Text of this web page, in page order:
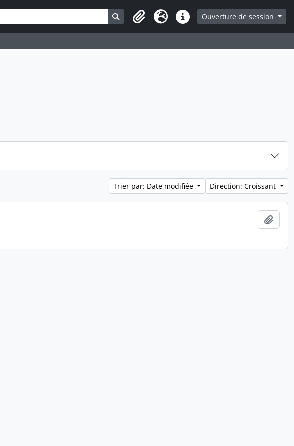
Search in browse page
Presse-papier
LangueLiens rapidesOuverture de session
Trier par: Date modifiée Direction: Croissant